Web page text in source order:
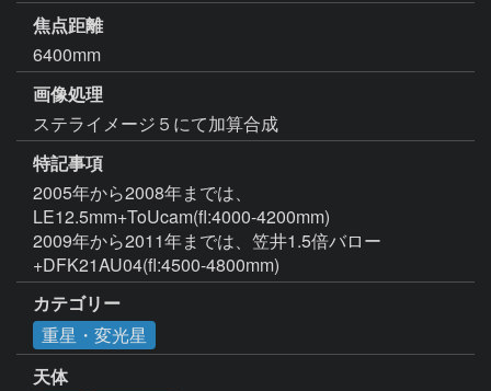
焦点距離
6400mm
画像処理
ステライメージ５にて加算合成
特記事項
2005年から2008年までは、
LE12.5mm+ToUcam(fl:4000-4200mm)
2009年から2011年までは、笠井1.5倍バロー
+DFK21AU04(fl:4500-4800mm)
カテゴリー
重星・変光星
天体